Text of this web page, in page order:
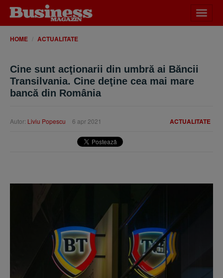
meniu
HOME ACTUALITATE
Cine sunt acţionarii din umbră ai Băncii
Transilvania. Cine deţine cea mai mare
bancă din România
ACTUALITATE
Autor: Liviu Popescu 6 apr 2021